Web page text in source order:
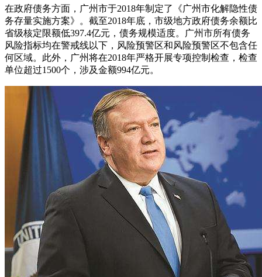
在政府债务方面，广州市于2018年制定了《广州市化解隐性债
务存量实施方案》。截至2018年底，市级地方政府债务余额比
省级核定限额低397.4亿元，债务规模适度。广州市所有债务
风险指标均在警戒线以下，风险预警区和风险预警区不包含任
何区域。此外，广州将在2018年严格开展专项控制检查，检查
单位超过1500个，涉及金额994亿元。